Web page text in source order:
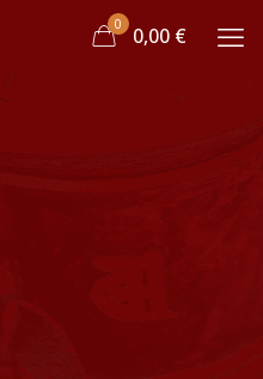
0 0,00 €